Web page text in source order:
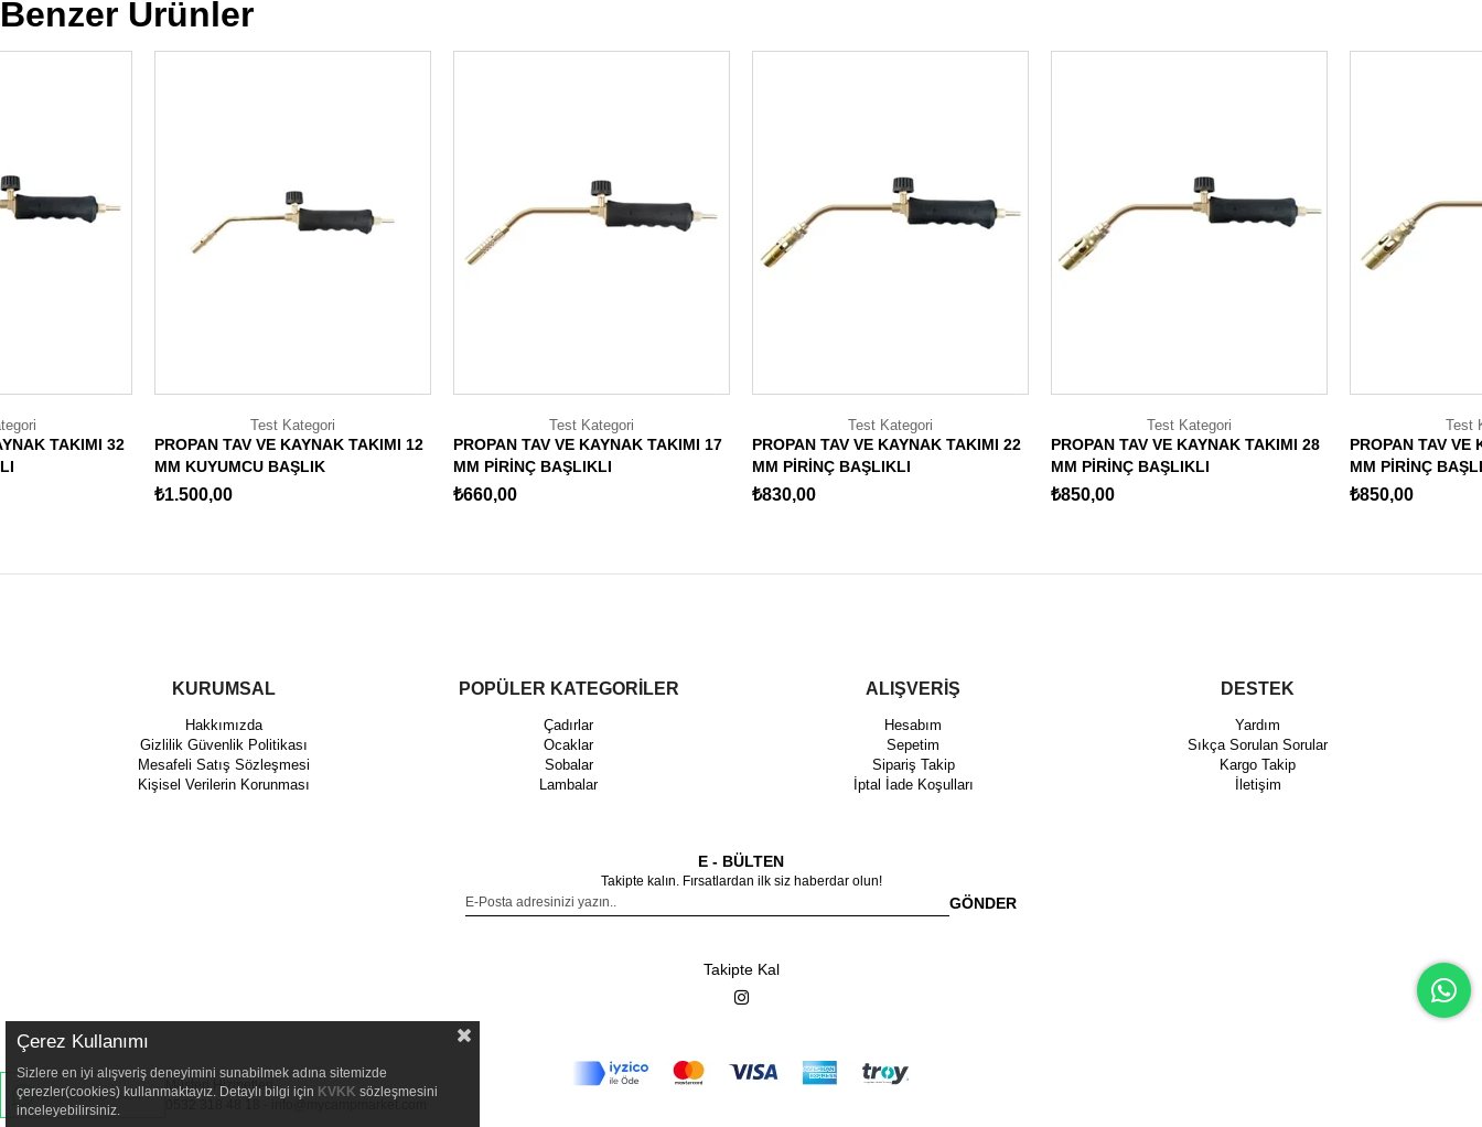
Benzer Ürünler
TAKIMI 32
Test Kategori
PROPAN TAV VE KAYNAK TAKIMI 12
MM KUYUMCU BAŞLIK
₺1.500,00
Test Kategori
PROPAN TAV VE KAYNAK TAKIMI 17
MM PİRİNÇ BAŞLIKLI
₺660,00
Test Kategori
PROPAN TAV VE KAYNAK TAKIMI 22
MM PİRİNÇ BAŞLIKLI
₺830,00
Test Kategori
PROPAN TAV VE KAYNAK TAKIMI 28
MM PİRİNÇ BAŞLIKLI
₺850,00
Test
PROPAN TAV VE
MM PİRİNÇ
₺850,00
KURUMSAL
Hakkımızda
Gizlilik Güvenlik Politikası
Mesafeli Satış Sözleşmesi
Kişisel Verilerin Korunması
POPÜLER KATEGORİLER
Çadırlar
Ocaklar
Sobalar
Lambalar
ALIŞVERİŞ
Hesabım
Sepetim
Sipariş Takip
İptal İade Koşulları
DESTEK
Yardım
Sıkça Sorulan Sorular
Kargo Takip
İletişim
E - BÜLTEN
Takipte kalın. Fırsatlardan ilk siz haberdar olun!
GÖNDER
Takipte Kal
WhatsApp Destek
Müşteri Hizmetleri
Çerez Kullanımı
Sizlere en iyi alışveriş deneyimini sunabilmek adına sitemizde
çerezler(cookies) kullanmaktayız. Detaylı bilgi için KVKK sözleşmesini
inceleyebilirsiniz.